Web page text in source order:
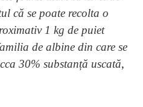
că se poate recolta o
1 kg de puiet
de albine din care se
30% substanță uscată,